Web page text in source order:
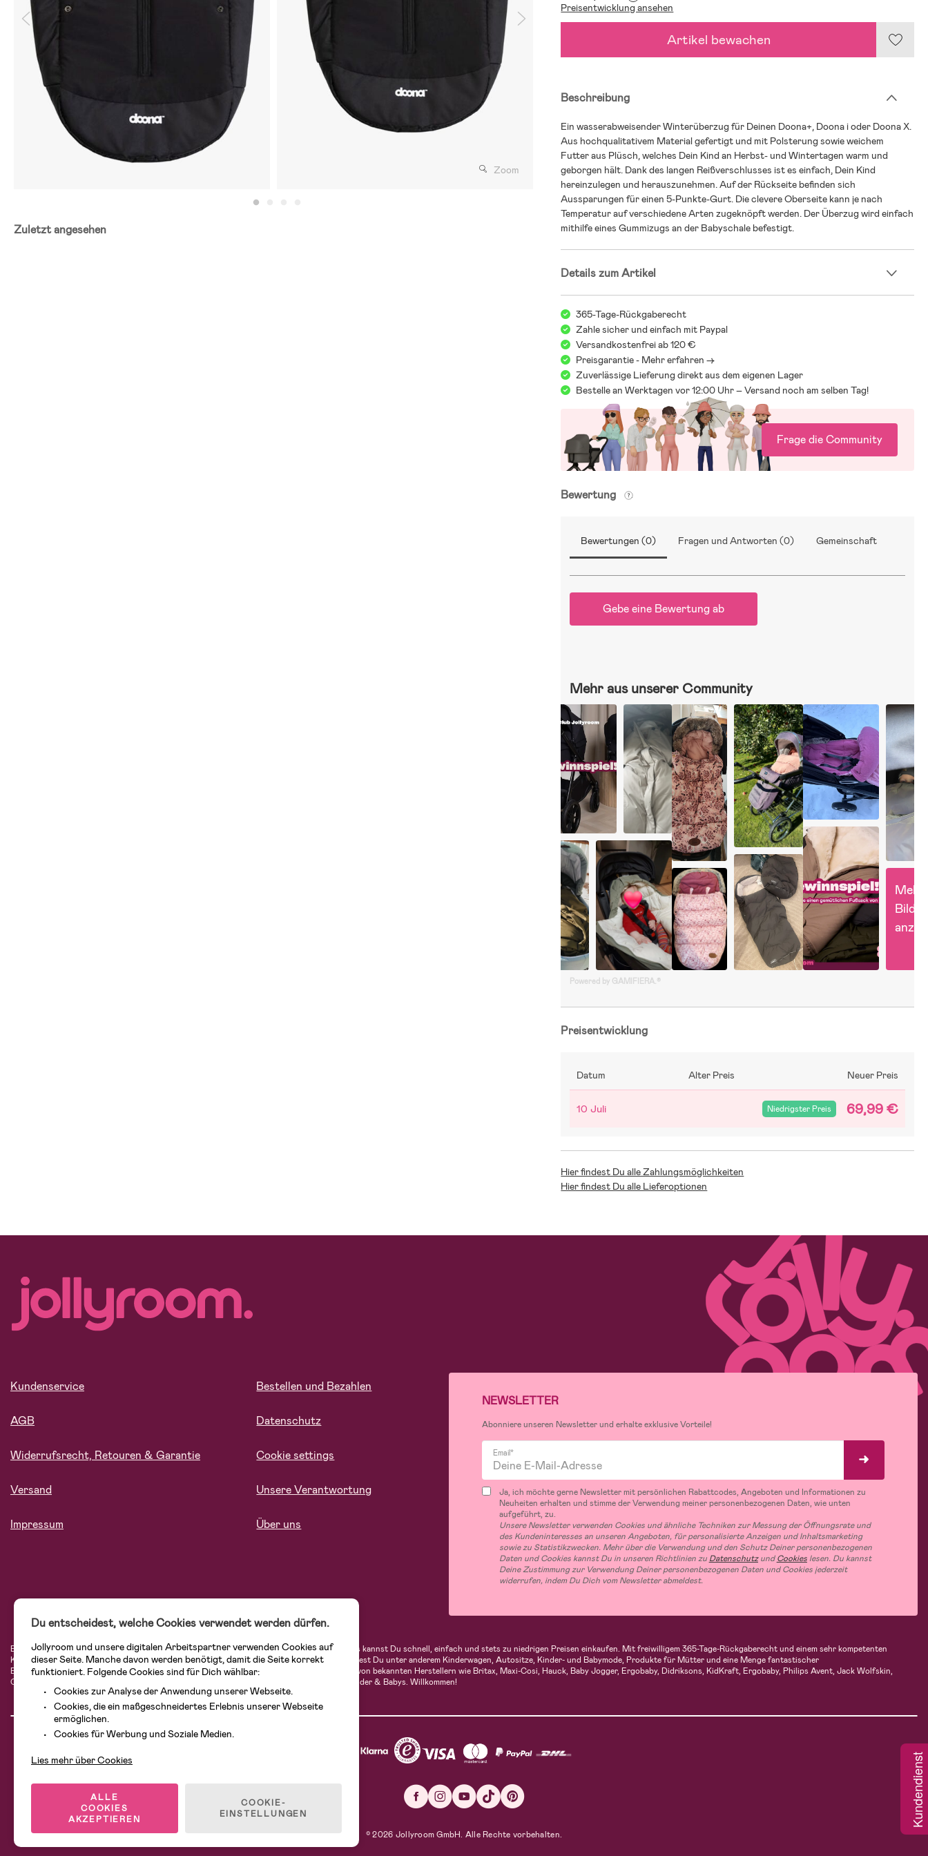
Zoom
Zuletzt angesehen
Preisentwicklung ansehen
Artikel bewachen
Beschreibung
Ein wasserabweisender Winterüberzug für Deinen Doona+, Doona i oder Doona X.
Aus hochqualitativem Material gefertigt und mit Polsterung sowie weichem
Futter aus Plüsch, welches Dein Kind an Herbst- und Wintertagen warm und
geborgen hält. Dank des langen Reißverschlusses ist es einfach, Dein Kind
hereinzulegen und herauszunehmen. Auf der Rückseite befinden sich
Aussparungen für einen 5-Punkte-Gurt. Die clevere Oberseite kann je nach
Temperatur auf verschiedene Arten zugeknöpft werden. Der Überzug wird einfach
mithilfe eines Gummizugs an der Babyschale befestigt.
Details zum Artikel
365-Tage-Rückgaberecht
Zahle sicher und einfach mit Paypal
Versandkostenfrei ab 120 €
Preisgarantie - Mehr erfahren ->
Zuverlässige Lieferung direkt aus dem eigenen Lager
Bestelle an Werktagen vor 12:00 Uhr – Versand noch am selben Tag!
Frage die Community
Bewertung
Bewertungen (0) Fragen und Antworten (0) Gemeinschaft
Gebe eine Bewertung ab
Mehr aus unserer Community
Mehr
Bilder
Powered by GAMIFIERA.®
Preisentwicklung
Datum Alter Preis Neuer Preis
10 Juli Niedrigster Preis 69,99 €
Hier findest Du alle Zahlungsmöglichkeiten
Hier findest Du alle Lieferoptionen
Kundenservice
AGB
Widerrufsrecht, Retouren & Garantie
Versand
Impressum
Bestellen und Bezahlen
Datenschutz
Cookie settings
Unsere Verantwortung
Über uns
NEWSLETTER
Abonniere unseren Newsletter und erhalte exklusive Vorteile!
Email*
Ja, ich möchte gerne Newsletter mit persönlichen Rabattcodes, Angeboten und Informationen zu
Neuheiten erhalten und stimme der Verwendung meiner personenbezogenen Daten, wie unten
aufgeführt, zu.
Unsere Newsletter verwenden Cookies und ähnliche Techniken zur Messung der Öffnungsrate und
des Kundeninteresses an unseren Angeboten, für personalisierte Anzeigen und Inhaltsmarketing
sowie zu Statistikzwecken. Mehr über die Verwendung und den Schutz Deiner personenbezogenen
Daten und Cookies kannst Du in unseren Richtlinien zu DatenschutzundCookieslesen. Du kannst
Deine Zustimmung zur Verwendung Deiner personenbezogenen Daten und Cookies jederzeit
widerrufen, indem Du Dich vom Newsletter abmeldest.
Bei Jollyroom.de findest Du eine tolle Auswahl an Produkten für Familien mit Kindern. Bei uns kannst Du schnell, einfach und stets zu niedrigen Preisen einkaufen. Mit freiwilligem 365-Tage-Rückgaberecht und einem sehr kompetenten
Kundenservice kannst Du Dich beim Einkauf bei uns sicher fühlen. In unserem Sortiment findest Du unter anderem Kinderwagen, Autositze, Kinder- und Babymode, Produkte für Mütter und eine Menge fantastischer
Einrichtungsgegenstände, Spielsachen, Babyprodukte und vieles mehr. Wir haben Produkte von bekannten Herstellern wie Britax, Maxi-Cosi, Hauck, Baby Jogger, Ergobaby, Didriksons, KidKraft, Ergobaby, Philips Avent, Jack Wolfskin,
Cybex, LEGO und vielen mehr. Schau Dich um in unserer vielfältigen Online-Boutique für Kinder & Babys. Willkommen!
© 2026 Jollyroom GmbH. Alle Rechte vorbehalten.
Du entscheidest, welche Cookies verwendet werden dürfen.
Jollyroom und unsere digitalen Arbeitspartner verwenden Cookies auf
dieser Seite. Manche davon werden benötigt, damit die Seite korrekt
funktioniert. Folgende Cookies sind für Dich wählbar:
Cookies zur Analyse der Anwendung unserer Webseite.
Cookies, die ein maßgeschneidertes Erlebnis unserer Webseite
ermöglichen.
Cookies für Werbung und Soziale Medien.
Lies mehr über Cookies
ALLE
COOKIES
AKZEPTIEREN
COOKIE-
EINSTELLUNGEN
Kundendienst